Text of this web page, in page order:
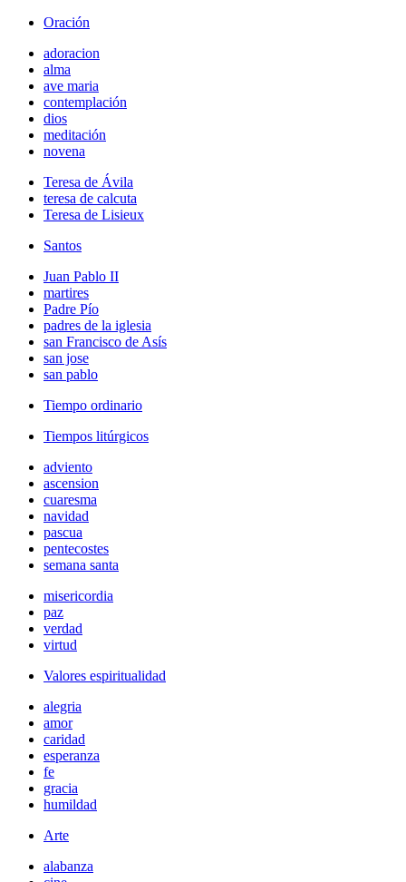
Oración
adoracion
alma
ave maria
contemplación
dios
meditación
novena
Teresa de Ávila
teresa de calcuta
Teresa de Lisieux
Santos
Juan Pablo II
martires
Padre Pío
padres de la iglesia
san Francisco de Asís
san jose
san pablo
Tiempo ordinario
Tiempos litúrgicos
adviento
ascension
cuaresma
navidad
pascua
pentecostes
semana santa
misericordia
paz
verdad
virtud
Valores espiritualidad
alegria
amor
caridad
esperanza
fe
gracia
humildad
Arte
alabanza